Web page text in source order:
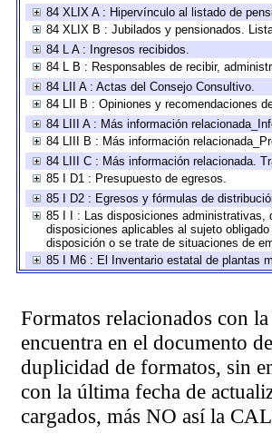
84 XLIX A : Hipervínculo al listado de
84 XLIX B : Jubilados y pensionados.
84 L A : Ingresos recibidos.
84 L B : Responsables de recibir,
84 LII A : Actas del Consejo Consultivo.
84 LII B : Opiniones y recomendaciones
84 LIII A : Más información
84 LIII B : Más información
84 LIII C : Más información relacionada.
85 I D1 : Presupuesto de egresos.
85 I D2 : Egresos y fórmulas de
85 I I : Las disposiciones administrativas,
disposiciones aplicables al sujeto
disposición o se trate de situaciones de
85 I M6 : El Inventario estatal de plantas
Formatos relacionados con
encuentra en el documento
duplicidad de formatos, sin
con la última fecha de
cargados, más NO así la